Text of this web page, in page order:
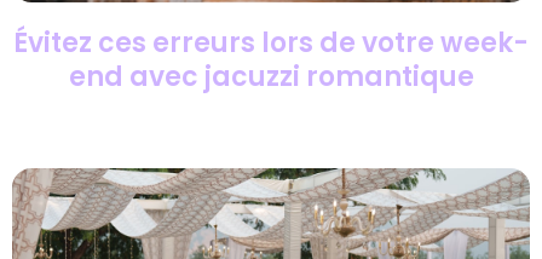
Évitez ces erreurs lors de votre week-
end avec jacuzzi romantique